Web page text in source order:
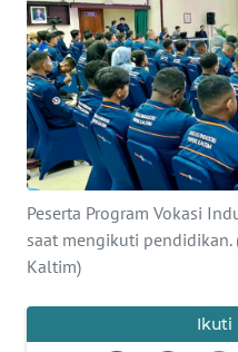
Peserta Program Vokasi
saat mengikuti pendidikan.
Kaltim)
Ikuti
INDEKS
BERITA
KONTAK
KAMI
INFO
TENTANG
PEDOMAN